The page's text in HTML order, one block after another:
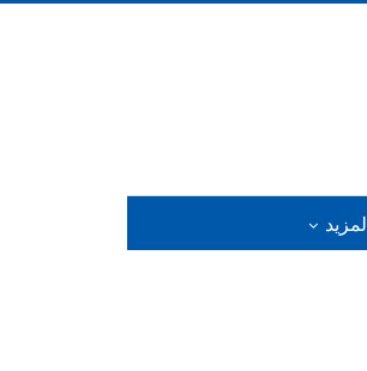
المزيد